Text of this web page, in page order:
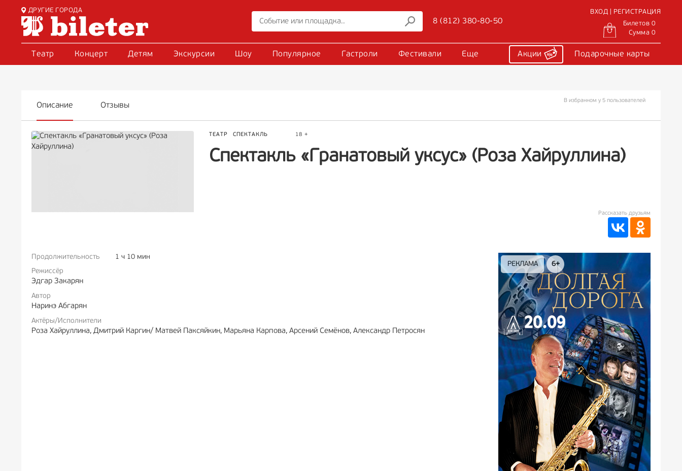
ДРУГИЕ ГОРОДА
8 (812) 380-80-50
ВХОД | РЕГИСТРАЦИЯ
Билетов 0
Сумма 0
Театр Концерт Детям Экскурсии Шоу Популярное Гастроли Фестивали Еще Акции Подарочные карты
Описание Отзывы
В избранном у 5 пользователей
ТЕАТР СПЕКТАКЛЬ 18 +
Спектакль «Гранатовый уксус» (Роза Хайруллина)
Рассказать друзьям
Продолжительность
1 ч 10 мин
Режиссёр
Эдгар Закарян
Автор
Наринэ Абгарян
Актёры/Исполнители
Роза Хайруллина, Дмитрий Каргин/ Матвей Паксяйкин, Марьяна Карпова, Арсений Семёнов, Александр Петросян
РЕКЛАМА 6+